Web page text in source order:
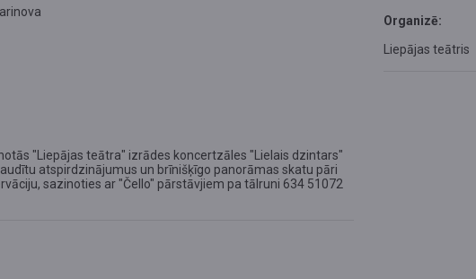
"Liepājas teātra" izrādes koncertzāles "Lielais dzintars"
atspirdzinājumus un brīnišķīgo panorāmas skatu pāri
sazinoties ar "Čello" pārstāvjiem pa tālruni 634 51072
Organizē:
Liepājas teātris